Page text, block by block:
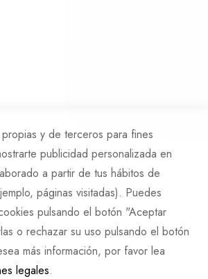
LUXURY CHAMPÚ
y de terceros para fines
publicidad personalizada en
a partir de tus hábitos de
páginas visitadas). Puedes
pulsando el botón "Aceptar
o rechazar su uso pulsando el botón
más información, por favor lea
legales.